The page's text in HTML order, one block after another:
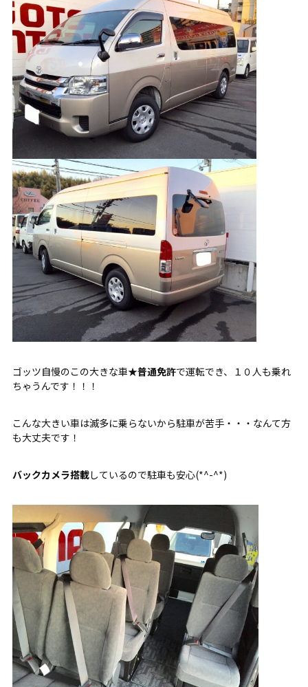
ゴッツ自慢のこの大きな車★普通免許で運転でき、１０人も乗れ
ちゃうんです！！！
こんな大きい車は滅多に乗らないから駐車が苦手・・・なんて方
も大丈夫です！
バックカメラ搭載しているので駐車も安心(*^-^*)